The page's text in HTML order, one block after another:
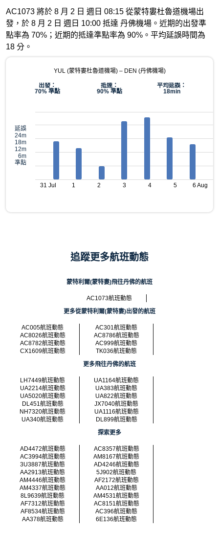
AC1073 將於 8 月 2 日 週日 08:15 從蒙特婁杜魯道機場出
發，於 8 月 2 日 週日 10:00 抵達 丹佛機場。近期的出發準
點率為 70%；近期的抵達準點率為 90%。平均延誤時間為
18 分。
YUL (蒙特婁杜魯道機場) – DEN (丹佛機場)
出發：
70% 準點
抵達：
90% 準點
平均延誤：
18min
延誤
24m
18m
12m
6m
準點
31 Jul 1 2 3 4 5 6 Aug
追蹤更多航班動態
蒙特利爾(蒙特婁)飛往丹佛的航班
AC1073航班動態
更多從蒙特利爾(蒙特婁)出發的航班
AC005航班動態
AC301航班動態
AC8026航班動態
AC8786航班動態
AC8782航班動態
AC999航班動態
CX1609航班動態
TK036航班動態
更多飛往丹佛的航班
LH7449航班動態
UA1164航班動態
UA2214航班動態
UA383航班動態
UA5020航班動態
UA822航班動態
DL451航班動態
JX7040航班動態
NH7320航班動態
UA1116航班動態
UA340航班動態
DL899航班動態
探索更多
AD4472航班動態
AC8357航班動態
AC3994航班動態
AM8167航班動態
3U3887航班動態
AD4246航班動態
AA2913航班動態
5J902航班動態
AM4446航班動態
AF2172航班動態
AM4337航班動態
AA012航班動態
8L9639航班動態
AM4531航班動態
AF7312航班動態
AC8151航班動態
AF8534航班動態
AC396航班動態
AA378航班動態
6E136航班動態